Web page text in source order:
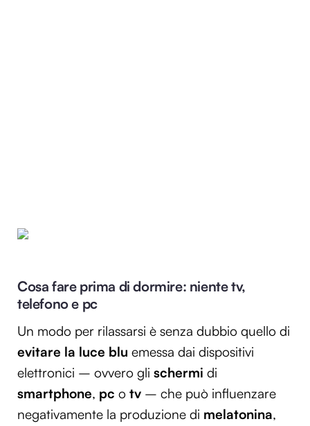
Cosa fare prima di dormire: niente tv,
telefono e pc
Un modo per rilassarsi è senza dubbio quello di
evitare la luce blu emessa dai dispositivi
elettronici – ovvero gli schermi di
smartphone, pc o tv – che può influenzare
negativamente la produzione di melatonina,